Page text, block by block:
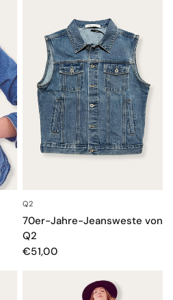
Q2
70er-Jahre-Jeansweste von
Q2
€51,00